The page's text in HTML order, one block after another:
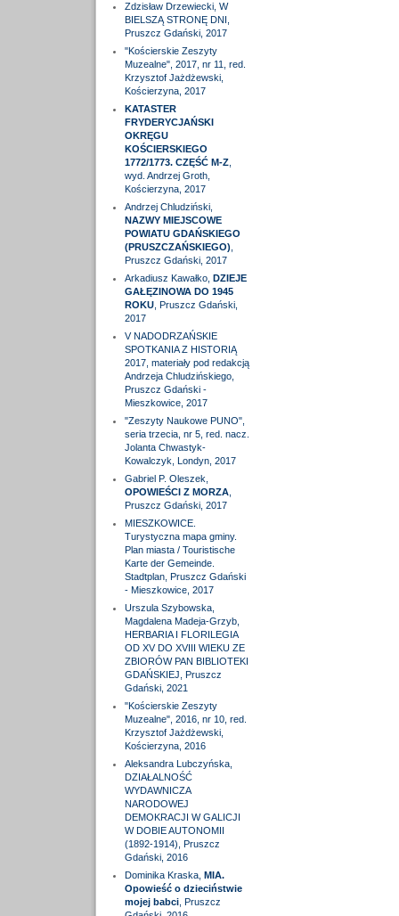
Zdzisław Drzewiecki, W
BIELSZĄ STRONĘ DNI,
Pruszcz Gdański, 2017
"Kościerskie Zeszyty
Muzealne", 2017, nr 11, red.
Krzysztof Jażdżewski,
Kościerzyna, 2017
KATASTER
FRYDERYCJAŃSKI
OKRĘGU
KOŚCIERSKIEGO
1772/1773. CZĘŚĆ M-Z,
wyd. Andrzej Groth,
Kościerzyna, 2017
Andrzej Chludziński,
NAZWY MIEJSCOWE
POWIATU GDAŃSKIEGO
(PRUSZCZAŃSKIEGO)
Pruszcz Gdański, 2017
Arkadiusz Kawałko, DZIEJE
GAŁĘZINOWA DO 1945
ROKU, Pruszcz Gdański,
2017
V NADODRZAŃSKIE
SPOTKANIA Z HISTORIĄ
2017, materiały pod redakcją
Andrzeja Chludzińskiego,
Pruszcz Gdański -
Mieszkowice, 2017
"Zeszyty Naukowe PUNO",
seria trzecia, nr 5, red. nacz.
Jolanta Chwastyk-
Kowalczyk, Londyn, 2017
Gabriel P. Oleszek,
OPOWIEŚCI Z MORZA,
Pruszcz Gdański, 2017
MIESZKOWICE.
Turystyczna mapa gminy.
Plan miasta / Touristische
Karte der Gemeinde.
Stadtplan, Pruszcz Gdański
- Mieszkowice, 2017
Urszula Szybowska,
Magdalena Madeja-Grzyb,
HERBARIA I FLORILEGIA
OD XV DO XVIII WIEKU ZE
ZBIORÓW PAN BIBLIOTEKI
GDAŃSKIEJ, Pruszcz
Gdański, 2021
"Kościerskie Zeszyty
Muzealne", 2016, nr 10, red.
Krzysztof Jażdżewski,
Kościerzyna, 2016
Aleksandra Lubczyńska,
DZIAŁALNOŚĆ
WYDAWNICZA
NARODOWEJ
DEMOKRACJI W GALICJI
W DOBIE AUTONOMII
(1892-1914), Pruszcz
Gdański, 2016
Dominika Kraska, MIA.
Opowieść o dzieciństwie
mojej babci, Pruszcz